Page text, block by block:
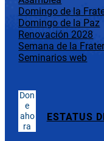
Domingo de la
Domingo de la Paz
Renovación 2028
Semana de la
Seminarios web
Don
e
aho
ra
ESTATUS